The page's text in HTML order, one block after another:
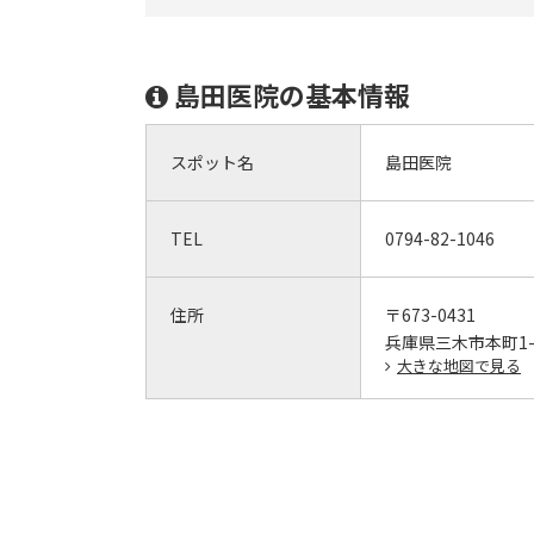
島田医院の基本情報
スポット名 島田医院
TEL 0794-82-1046
住所
〒673-0431
兵庫県三木市本町
大きな地図で見る